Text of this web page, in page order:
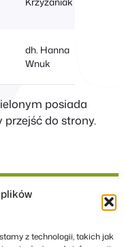
z technologii, takich jak
dh. Hanna
Wnuk
posiada
do strony.